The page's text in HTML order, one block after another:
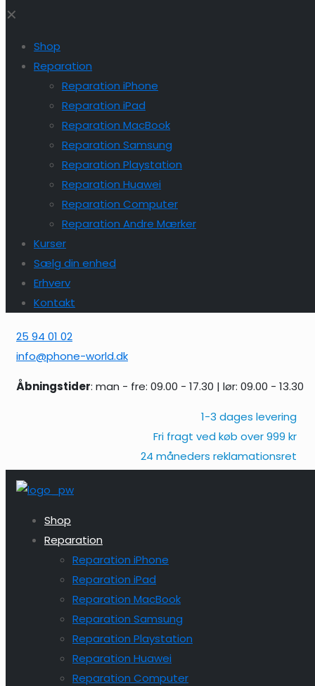
✕
Shop
Reparation
Reparation iPhone
Reparation iPad
Reparation MacBook
Reparation Samsung
Reparation Playstation
Reparation Huawei
Reparation Computer
Reparation Andre Mærker
Kurser
Sælg din enhed
Erhverv
Kontakt
25 94 01 02
info@phone-world.dk
Åbningstider: man - fre: 09.00 - 17.30 | lør: 09.00 - 13.30
1-3 dages levering
Fri fragt ved køb over 999 kr
24 måneders reklamationsret
Shop
Reparation
Reparation iPhone
Reparation iPad
Reparation MacBook
Reparation Samsung
Reparation Playstation
Reparation Huawei
Reparation Computer